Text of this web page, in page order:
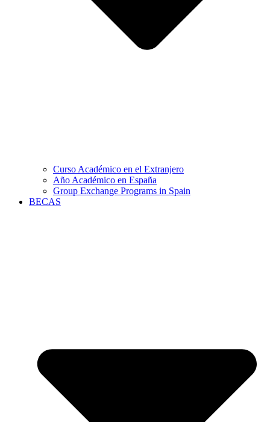
Curso Académico en el Extranjero
Año Académico en España
Group Exchange Programs in Spain
BECAS